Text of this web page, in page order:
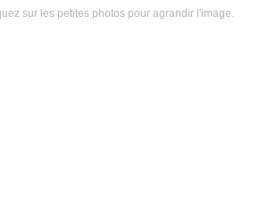
sur les petites photos pour agrandir l'image.